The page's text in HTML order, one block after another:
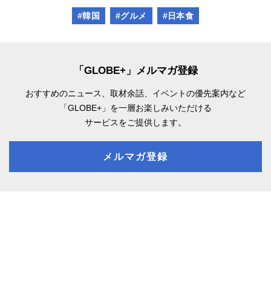
#韓国 #グルメ #日本食
「GLOBE+」メルマガ登録
おすすめのニュース、取材余話、 イベントの優先案内など
「GLOBE+」を一層お楽しみいただける
サービスをご提供します。
メルマガ登録